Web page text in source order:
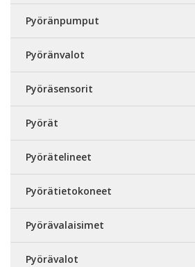
Pyöränpumput
Pyöränvalot
Pyöräsensorit
Pyörät
Pyörätelineet
Pyörätietokoneet
Pyörävalaisimet
Pyörävalot